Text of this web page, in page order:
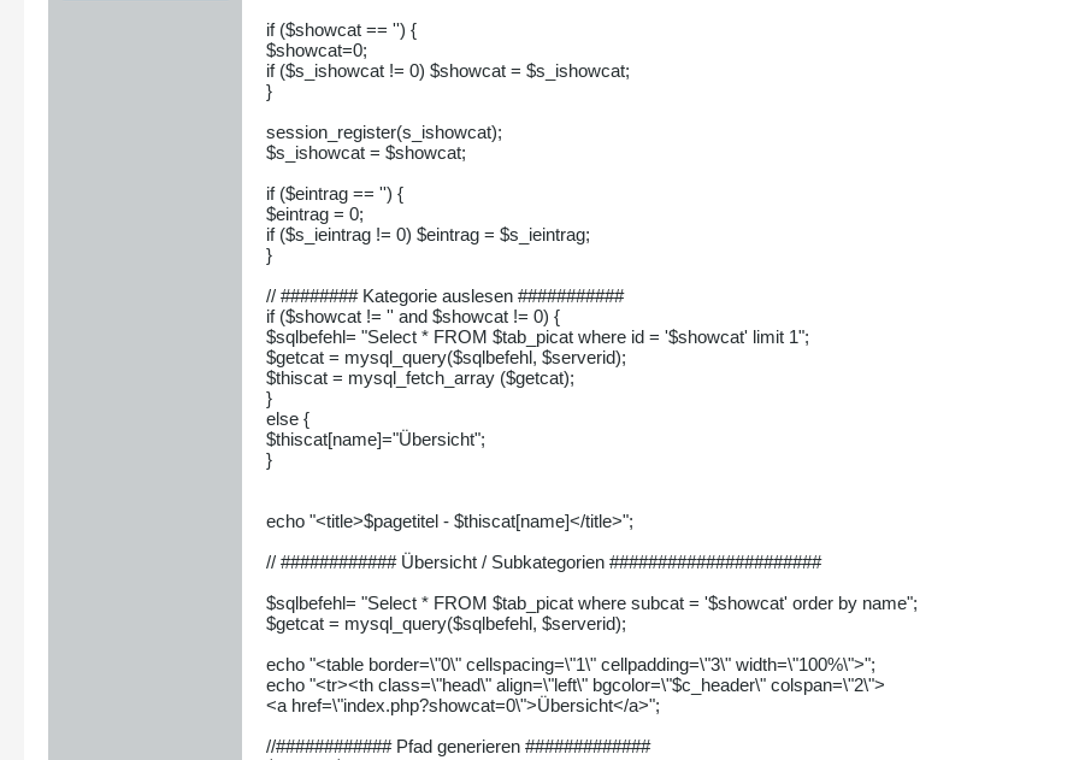
if ($showcat == '') {
$showcat=0;
if ($s_ishowcat != 0) $showcat = $s_ishowcat;
}
session_register(s_ishowcat);
$s_ishowcat = $showcat;
if ($eintrag == '') {
$eintrag = 0;
if ($s_ieintrag != 0) $eintrag = $s_ieintrag;
}
// ######## Kategorie auslesen ###########
if ($showcat != '' and $showcat != 0) {
$sqlbefehl= "Select * FROM $tab_picat where id = '$showcat' limit 1";
$getcat = mysql_query($sqlbefehl, $serverid);
$thiscat = mysql_fetch_array ($getcat);
}
else {
$thiscat[name]="Übersicht";
}
echo "<title>$pagetitel - $thiscat[name]</title>";
// ############ Übersicht / Subkategorien ######################
$sqlbefehl= "Select * FROM $tab_picat where subcat = '$showcat' order by name";
$getcat = mysql_query($sqlbefehl, $serverid);
echo "<table border=\"0\" cellspacing=\"1\" cellpadding=\"3\" width=\"100%\">";
echo "<tr><th class=\"head\" align=\"left\" bgcolor=\"$c_header\" colspan=\"2\">
<a href=\"index.php?showcat=0\">Übersicht</a>";
//############ Pfad generieren #############